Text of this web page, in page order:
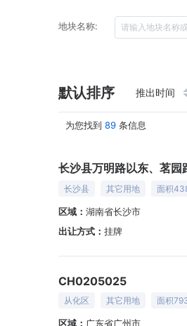
地块名称:
默认排序 推出时间
为您找到 89 条信息
长沙县万明路以东、茗园
长沙县 其它用地 面积
区域： 湖南省长沙市
出让方式： 挂牌
CH0205025
从化区 其它用地 面积
区域： 广东省广州市